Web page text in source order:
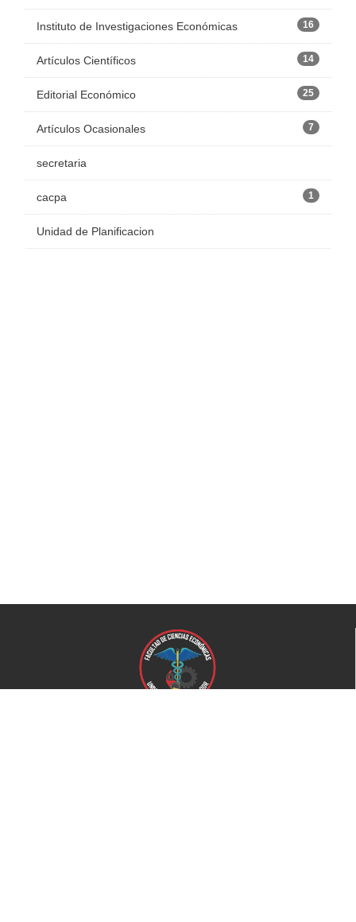
Instituto de Investigaciones Económicas 16
Artículos Científicos 14
Editorial Económico 25
Artículos Ocasionales 7
secretaria
cacpa 1
Unidad de Planificacion